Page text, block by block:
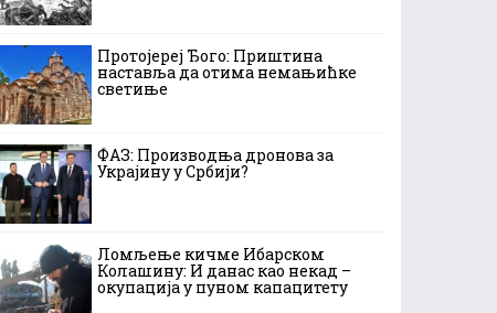
Протојереј Ђого: Приштина
наставља да отима немањићке
светиње
ФАЗ: Производња дронова за
Украјину у Србији?
Ломљење кичме Ибарском
Колашину: И данас као некад –
окупација у пуном капацитету